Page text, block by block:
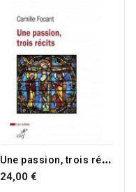
RUPTURE DE STOCK U
ne passion, trois récits
24,00 €